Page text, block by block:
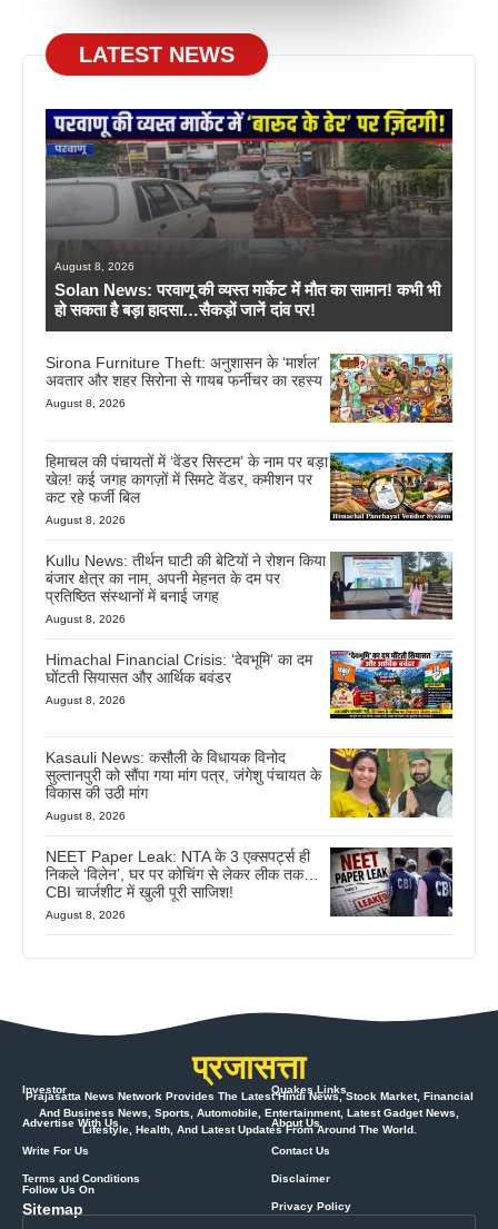
LATEST NEWS
August 8, 2026
Solan News: परवाणू की व्यस्त मार्केट में मौत का सामान! कभी भी
हो सकता है बड़ा हादसा…सैकड़ों जानें दांव पर!
Sirona Furniture Theft: अनुशासन के ‘मार्शल’
अवतार और शहर सिरोना से गायब फर्नीचर का रहस्य
August 8, 2026
हिमाचल की पंचायतों में ‘वेंडर सिस्टम’ के नाम पर बड़ा
खेल! कई जगह कागज़ों में सिमटे वेंडर, कमीशन पर
कट रहे फर्जी बिल
August 8, 2026
Kullu News: तीर्थन घाटी की बेटियों ने रोशन किया
बंजार क्षेत्र का नाम, अपनी मेहनत के दम पर
प्रतिष्ठित संस्थानों में बनाई जगह
August 8, 2026
Himachal Financial Crisis: ‘देवभूमि’ का दम
घोंटती सियासत और आर्थिक बवंडर
August 8, 2026
Kasauli News: कसौली के विधायक विनोद
सुल्तानपुरी को सौंपा गया मांग पत्र, जंगेशु पंचायत के
विकास की उठी मांग
August 8, 2026
NEET Paper Leak: NTA के 3 एक्सपर्ट्स ही
निकले ‘विलेन’, घर पर कोचिंग से लेकर लीक तक…
CBI चार्जशीट में खुली पूरी साजिश!
August 8, 2026
प्रजासत्ता
Prajasatta News Network Provides The Latest Hindi News, Stock Market, Financial
And Business News, Sports, Automobile, Entertainment, Latest Gadget News,
Lifestyle, Health, And Latest Updates From Around The World.
Investor
Advertise With Us
Write For Us
Terms and Conditions
Sitemap
Quakes Links
About Us
Contact Us
Disclaimer
Privacy Policy
Follow Us On